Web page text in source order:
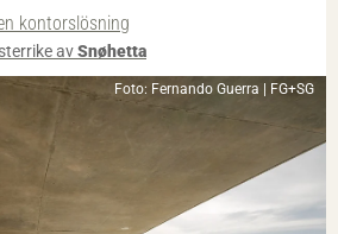
kontorslösning
avSnøhetta
Foto: Fernando Guerra | FG+SG